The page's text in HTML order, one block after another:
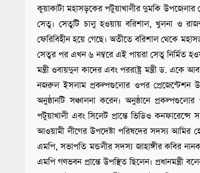
কুয়াকাটা মহাসড়কের পটুয়াখালীর দুমকি উপজেলার
সেতু। সেতুটি চালু হওয়ায় বরিশাল, খুলনা ও
ফেরিবিহীন হয়ে গেছে। অতীতে বরিশাল থেকে
সেতুর পর এখন ৬ নম্বরে এই পায়রা সেতু নির্মিত
মন্ত্রী ওবায়দুল কাদের এবং পররাষ্ট্র মন্ত্রী ড.
নজরুল ইসলাম প্রকল্পগুলোর ওপর প্রেজেন্টেশন
অনুষ্ঠানটি সঞ্চালনা করেন। অনুষ্ঠানে
পটুয়াখালী এবং সিলেট প্রান্তে ভিডিও
আওয়ামী লীগের উপদেষ্টা পরিষদের সদস্য আমির
এমপি, সভাপতি মন্ডলীর সদস্য জাহাঙ্গীর কবির
এমপি গণভবন প্রান্তে উপস্থিত ছিলেন।